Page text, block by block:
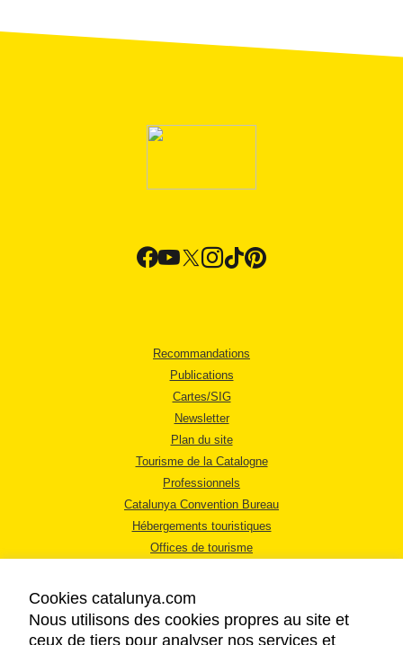
Recommandations
Publications
Cartes/SIG
Newsletter
Plan du site
Tourisme de la Catalogne
Professionnels
Catalunya Convention Bureau
Hébergements touristiques
Offices de tourisme
Cookies catalunya.com
Nous utilisons des cookies propres au site et
ceux de tiers pour analyser nos services et